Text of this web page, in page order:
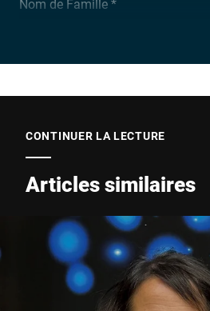
Entreprise *
E-Mail *
Téléphone *
CONTINUER LA LECTURE
Articles similaires